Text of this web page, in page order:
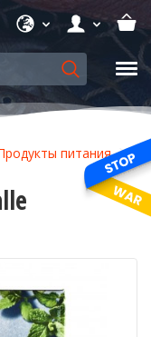
питания